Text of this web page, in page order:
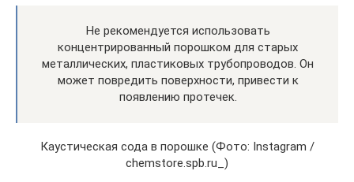
Не рекомендуется использовать
концентрированный порошком для старых
металлических, пластиковых трубопроводов. Он
может повредить поверхности, привести к
появлению протечек.
Каустическая сода в порошке (Фото: Instagram /
chemstore.spb.ru_)